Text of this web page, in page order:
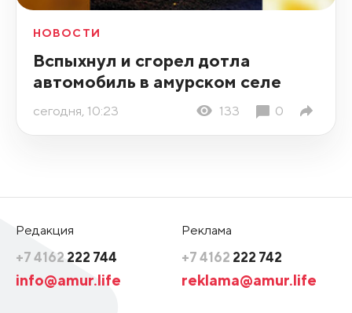
НОВОСТИ
Вспыхнул и сгорел дотла
автомобиль в амурском селе
сегодня, 10:23 133 0
Редакция
+7 4162 222 744
info@amur.life
Реклама
+7 4162 222 742
reklama@amur.life